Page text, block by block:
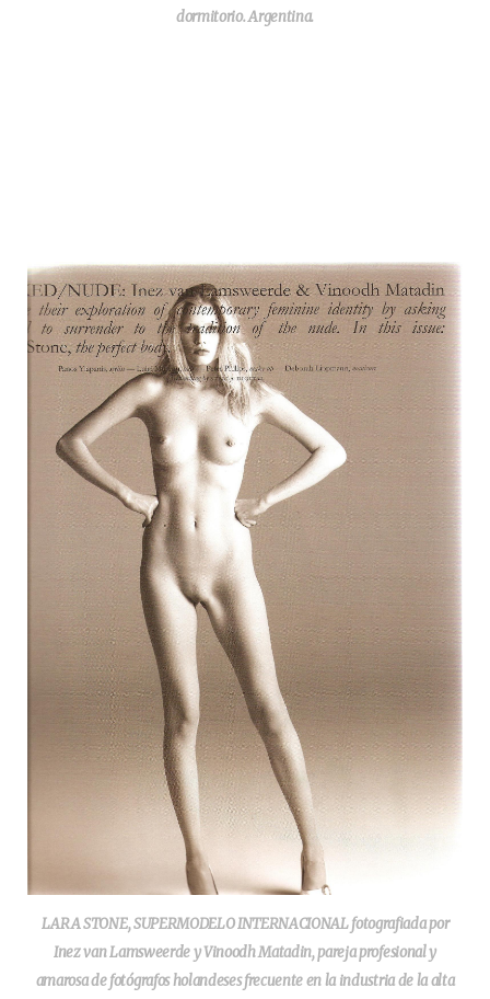
dormitorio. Argentina.
LARA STONE, SUPERMODELO INTERNACIONAL fotografiada por
Inez van Lamsweerde y Vinoodh Matadin, pareja profesional y
amarosa de fotógrafos holandeses frecuente en la industria de la alta